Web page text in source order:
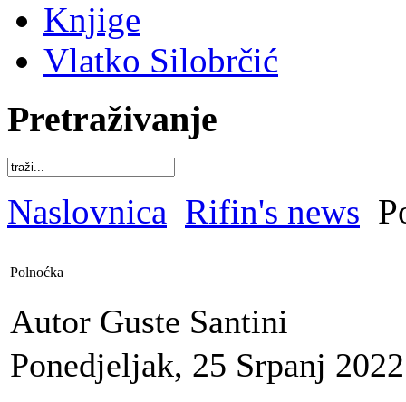
Knjige
Vlatko Silobrčić
Pretraživanje
Naslovnica Rifin's news
Polnoćka
Autor Guste Santini
Ponedjeljak, 25 Srpanj